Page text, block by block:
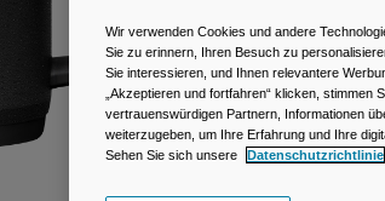
Wir verwenden Cookies und andere
Sie zu erinnern, Ihren Besuch zu
Sie interessieren, und Ihnen relevantere
„Akzeptieren und fortfahren“ klicken,
vertrauenswürdigen Partnern, Informationen
weiterzugeben, um Ihre Erfahrung und Ihre
Sehen Sie sich unsere
Datenschutzrichtlinie